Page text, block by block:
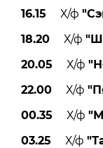
16.15 Х/ф
18.20 Х/ф
20.05 Х/ф
22.00 Х/ф
00.35 Х/ф
03.25 Х/ф